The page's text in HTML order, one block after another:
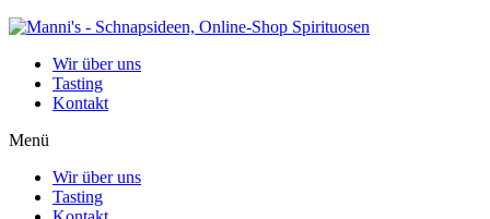
Wir über uns
Tasting
Kontakt
Menü
Wir über uns
Tasting